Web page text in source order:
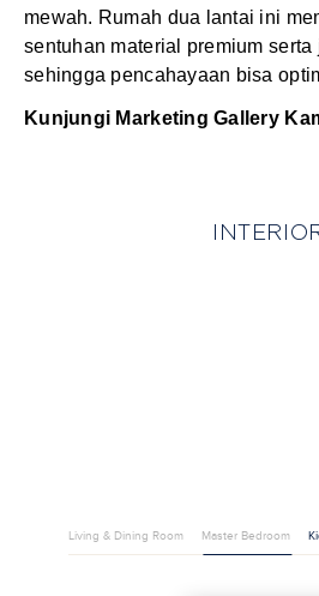
mewah. Rumah dua lantai ini
sentuhan material premium
sehingga pencahayaan bisa
Kunjungi Marketing Gallery
Living & Dining Room Master Bedroom